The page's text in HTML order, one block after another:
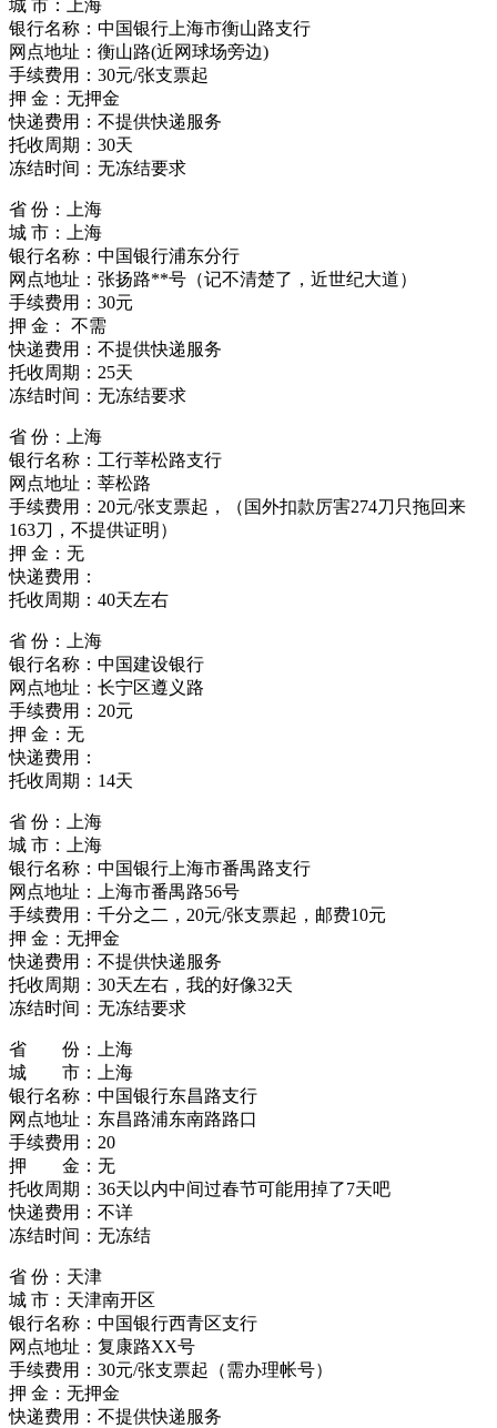
城 市：上海
银行名称：中国银行上海市衡山路支行
网点地址：衡山路(近网球场旁边)
手续费用：30元/张支票起
押 金：无押金
快递费用：不提供快递服务
托收周期：30天
冻结时间：无冻结要求
省 份：上海
城 市：上海
银行名称：中国银行浦东分行
网点地址：张扬路**号（记不清楚了，近世纪大道）
手续费用：30元
押 金： 不需
快递费用：不提供快递服务
托收周期：25天
冻结时间：无冻结要求
省 份：上海
银行名称：工行莘松路支行
网点地址：莘松路
手续费用：20元/张支票起，（国外扣款厉害274刀只拖回来
163刀，不提供证明）
押 金：无
快递费用：
托收周期：40天左右
省 份：上海
银行名称：中国建设银行
网点地址：长宁区遵义路
手续费用：20元
押 金：无
快递费用：
托收周期：14天
省 份：上海
城 市：上海
银行名称：中国银行上海市番禺路支行
网点地址：上海市番禺路56号
手续费用：千分之二，20元/张支票起，邮费10元
押 金：无押金
快递费用：不提供快递服务
托收周期：30天左右，我的好像32天
冻结时间：无冻结要求
省 份：上海
城 市：上海
银行名称：中国银行东昌路支行
网点地址：东昌路浦东南路路口
手续费用：20
押 金：无
托收周期：36天以内中间过春节可能用掉了7天吧
快递费用：不详
冻结时间：无冻结
省 份：天津
城 市：天津南开区
银行名称：中国银行西青区支行
网点地址：复康路XX号
手续费用：30元/张支票起（需办理帐号）
押 金：无押金
快递费用：不提供快递服务